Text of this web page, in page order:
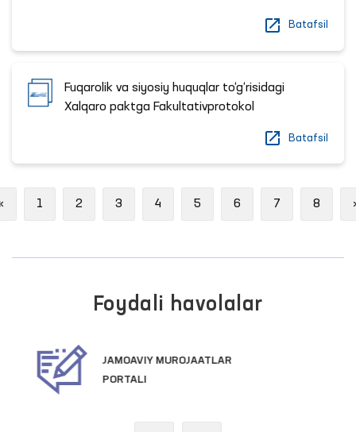
Batafsil
Fuqarolik va siyosiy huquqlar to‘g‘risidagi
Xalqaro paktga Fakultativprotokol
Batafsil
Previous
1 2 3 4 5 6 7 8
Foydali havolalar
PREZIDENTNING RASMIY